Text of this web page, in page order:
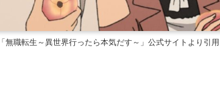
無職転生～異世界行ったら本気だす～」公式サイトより引用